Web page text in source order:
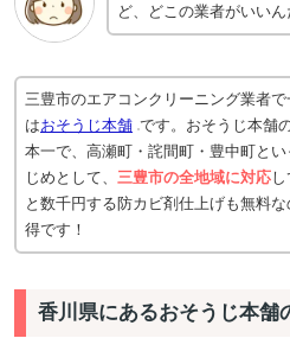
ど、どこの業者がいい
三豊市のエアコンクリーニング業者
はおそうじ本舗 です。おそうじ本舗
本一で、高瀬町・詫間町・豊中町と
じめとして、 三豊市の全地域に対応
と数千円する防カビ剤仕上げも無料
得です！
香川県にあるおそうじ本舗